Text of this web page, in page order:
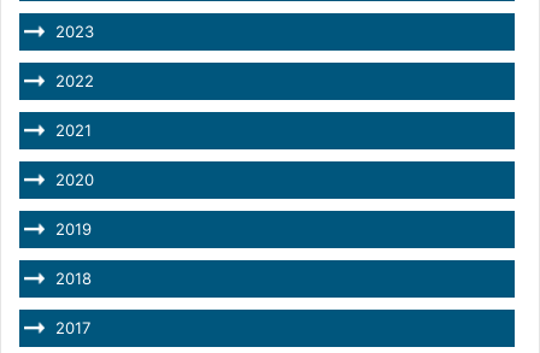
2023
2022
2021
2020
2019
2018
2017